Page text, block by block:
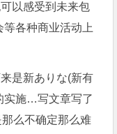
以感受到未来包
各种商业活动上
是新ありな(新有
实施…写文章写了
么不确定那么难